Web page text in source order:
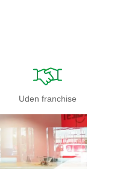
Uden franchise